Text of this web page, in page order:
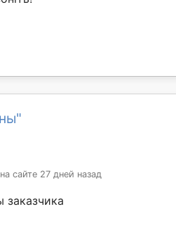
сайте 27 дней назад